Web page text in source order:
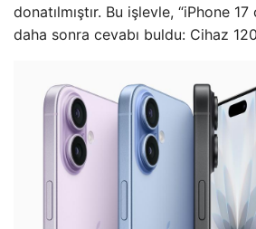
donatılmıştır. Bu işlevle, “iPhone 17
daha sonra cevabı buldu: Cihaz